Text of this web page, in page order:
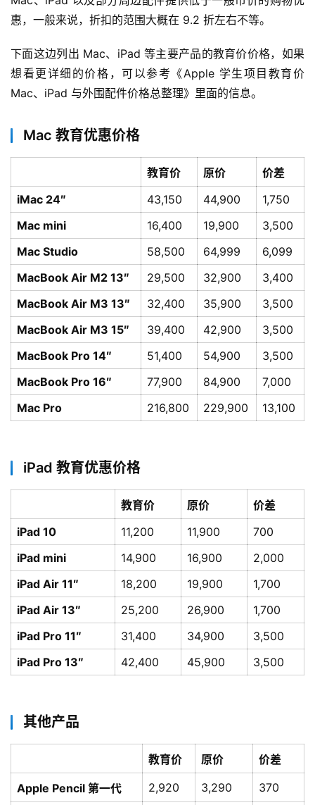
惠，一般来说，折扣的范围大概在 9.2 折左右不等。
下面这边列出 Mac、iPad 等主要产品的教育价价格，如果
想看更详细的价格，可以参考《Apple 学生项目教育价
Mac、iPad 与外围配件价格总整理》里面的信息。
Mac 教育优惠价格
教育价 原价
价差
iMac 24″
43,150 44,900
1,750
Mac mini
16,400 19,900
3,500
Mac Studio
58,500 64,999
6,099
MacBook Air M2 13″
29,500 32,900
3,400
MacBook Air M3 13″
32,400 35,900
3,500
MacBook Air M3 15″
39,400 42,900
3,500
MacBook Pro 14″
51,400 54,900
3,500
MacBook Pro 16″
77,900 84,900
7,000
Mac Pro
216,800 229,900 13,100
iPad 教育优惠价格
教育价 原价
价差
iPad 10
11,200 11,900
700
iPad mini
14,900 16,900
2,000
iPad Air 11″
18,200 19,900
1,700
iPad Air 13″
25,200 26,900
1,700
iPad Pro 11″
31,400 34,900
3,500
iPad Pro 13″
42,400 45,900 3,500
其他产品
教育价 原价 价差
Apple Pencil 第一代 2,920 3,290 370